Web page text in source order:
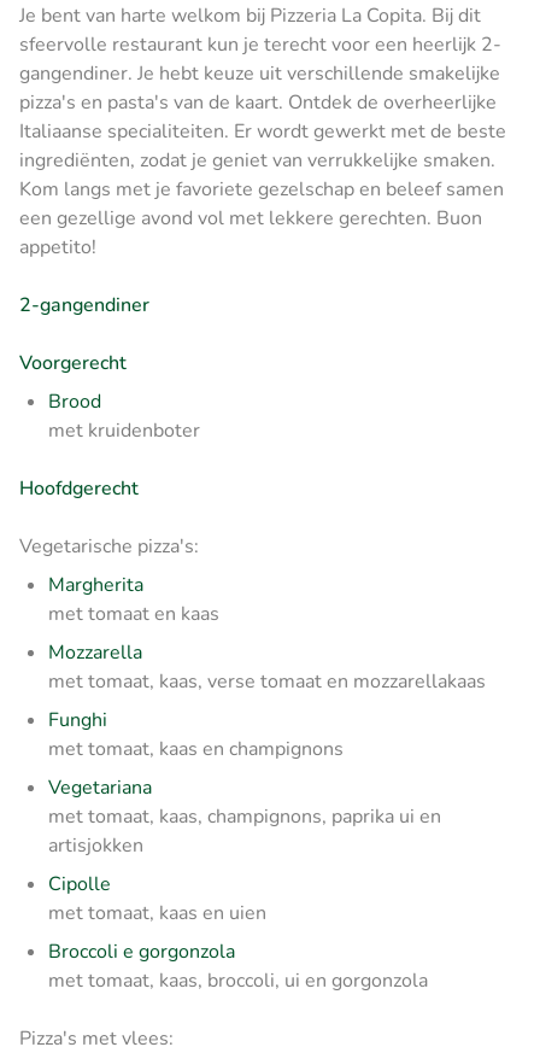
Je bent van harte welkom bij Pizzeria La Copita. Bij dit
sfeervolle restaurant kun je terecht voor een heerlijk 2-
gangendiner. Je hebt keuze uit verschillende smakelijke
pizza's en pasta's van de kaart. Ontdek de overheerlijke
Italiaanse specialiteiten. Er wordt gewerkt met de beste
ingrediënten, zodat je geniet van verrukkelijke smaken.
Kom langs met je favoriete gezelschap en beleef samen
een gezellige avond vol met lekkere gerechten. Buon
appetito!
2-gangendiner
Voorgerecht
Brood
met kruidenboter
Hoofdgerecht
Vegetarische pizza's:
Margherita
met tomaat en kaas
Mozzarella
met tomaat, kaas, verse tomaat en mozzarellakaas
Funghi
met tomaat, kaas en champignons
Vegetariana
met tomaat, kaas, champignons, paprika ui en
artisjokken
Cipolle
met tomaat, kaas en uien
Broccoli e gorgonzola
met tomaat, kaas, broccoli, ui en gorgonzola
Pizza's met vlees: